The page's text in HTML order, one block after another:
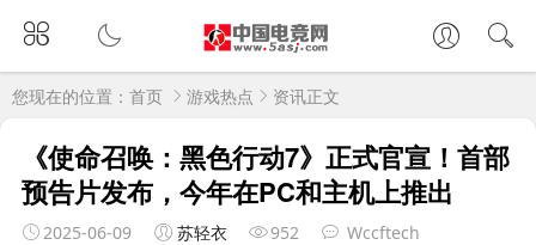
您现在的位置： 首页 游戏热点 资讯正文
《使命召唤：黑色行动7》正式官宣！首部
预告片发布，今年在PC和主机上推出
2025-06-09 苏轻衣 952 Wccftech